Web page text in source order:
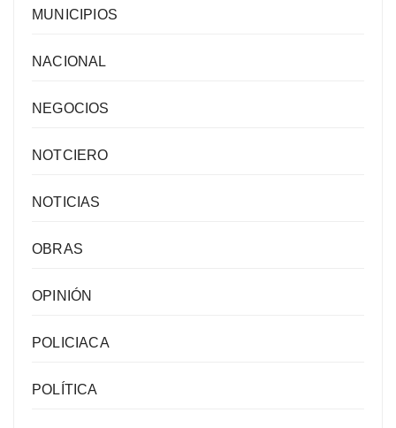
MUNICIPIOS
NACIONAL
NEGOCIOS
NOTCIERO
NOTICIAS
OBRAS
OPINIÓN
POLICIACA
POLÍTICA